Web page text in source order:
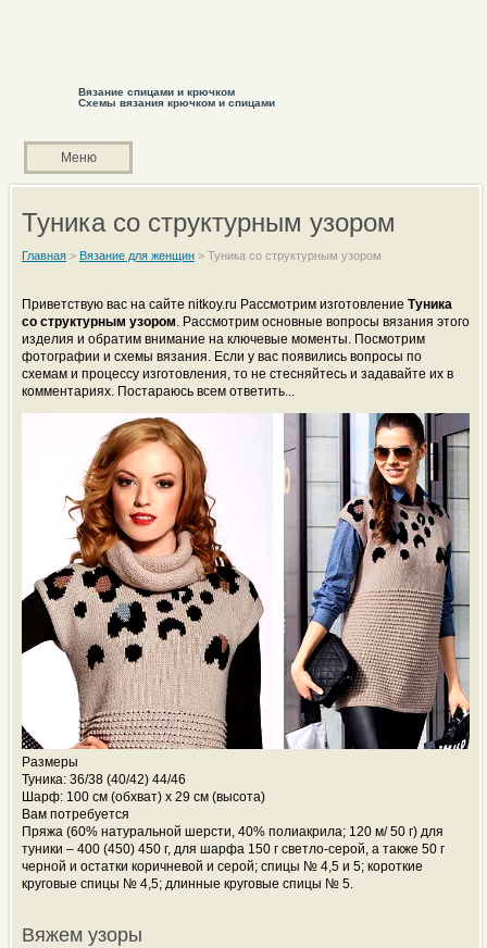
Вязание спицами и крючком
Схемы вязания крючком и спицами
Меню
Туника со структурным узором
Главная> Вязание для женщин> Туника со структурным узором
Приветствую вас на сайте nitkoy.ru Рассмотрим изготовление Туника
со структурным узором. Рассмотрим основные вопросы вязания этого
изделия и обратим внимание на ключевые моменты. Посмотрим
фотографии и схемы вязания. Если у вас появились вопросы по
схемам и процессу изготовления, то не стесняйтесь и задавайте их в
комментариях. Постараюсь всем ответить...
Размеры
Туника: 36/38 (40/42) 44/46
Шарф: 100 см (обхват) х 29 см (высота)
Вам потребуется
Пряжа (60% натуральной шерсти, 40% полиакрила; 120 м/ 50 г) для
туники – 400 (450) 450 г, для шарфа 150 г светло-серой, а также 50 г
черной и остатки коричневой и серой; спицы № 4,5 и 5; короткие
круговые спицы № 4,5; длинные круговые спицы № 5.
Вяжем узоры